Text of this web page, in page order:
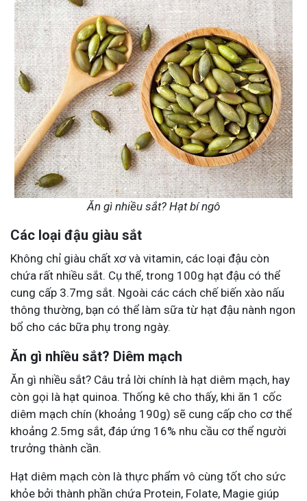
Ăn gì nhiều sắt? Hạt bí ngô
Các loại đậu giàu sắt
Không chỉ giàu chất xơ và vitamin, các loại đậu còn
chứa rất nhiều sắt. Cụ thể, trong 100g hạt đậu có thể
cung cấp 3.7mg sắt. Ngoài các cách chế biến xào nấu
thông thường, bạn có thể làm sữa từ hạt đậu nành ngon
bổ cho các bữa phụ trong ngày.
Ăn gì nhiều sắt? Diêm mạch
Ăn gì nhiều sắt? Câu trả lời chính là hạt diêm mạch, hay
còn gọi là hạt quinoa. Thống kê cho thấy, khi ăn 1 cốc
diêm mạch chín (khoảng 190g) sẽ cung cấp cho cơ thể
khoảng 2.5mg sắt, đáp ứng 16% nhu cầu cơ thể người
trưởng thành cần.
Hạt diêm mạch còn là thực phẩm vô cùng tốt cho sức
khỏe bởi thành phần chứa Protein, Folate, Magie giúp